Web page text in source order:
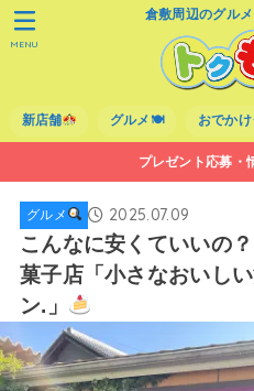
倉敷周辺のグル
新店舗 グルメ🍽 おでかけ
MENU
プレゼント応募・
グルメ 2025.07.09
こんなに安くていいの
菓子店「小さなおいし
ン.」